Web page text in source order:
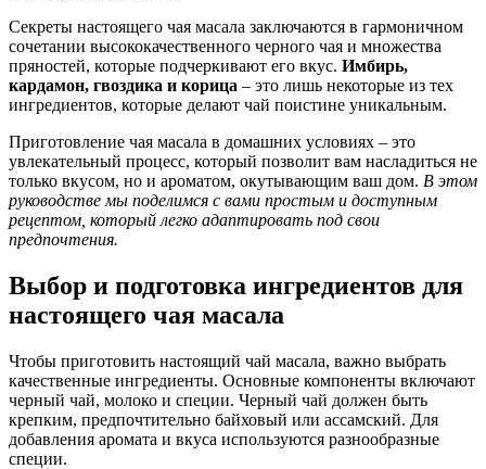
Секреты настоящего чая масала заключаются в гармоничном
сочетании высококачественного черного чая и множества
пряностей, которые подчеркивают его вкус. Имбирь,
кардамон, гвоздика и корица – это лишь некоторые из тех
ингредиентов, которые делают чай поистине уникальным.
Приготовление чая масала в домашних условиях – это
увлекательный процесс, который позволит вам насладиться не
только вкусом, но и ароматом, окутывающим ваш дом. В этом
руководстве мы поделимся с вами простым и доступным
рецептом, который легко адаптировать под свои
предпочтения.
Выбор и подготовка ингредиентов для
настоящего чая масала
Чтобы приготовить настоящий чай масала, важно выбрать
качественные ингредиенты. Основные компоненты включают
черный чай, молоко и специи. Черный чай должен быть
крепким, предпочтительно байховый или ассамский. Для
добавления аромата и вкуса используются разнообразные
специи.